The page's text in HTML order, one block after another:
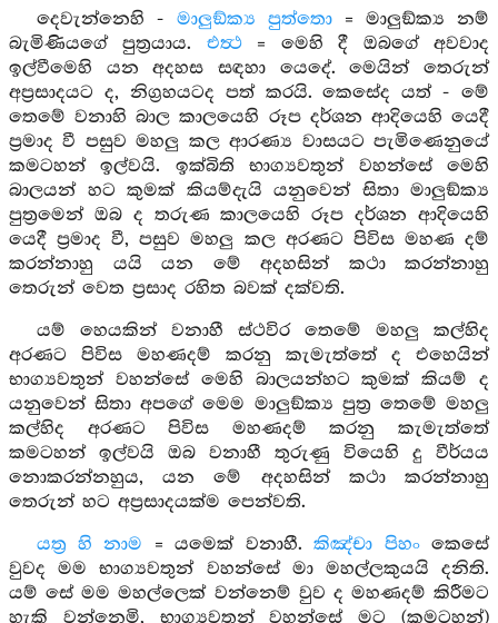
දෙවැන්නෙහි - මාලුඞ්ක්‍ය පුත්තො= මාලුඞ්ක්‍ය නම්
බැමිණියගේ පුත්‍රයාය. එත්‍ථ= මෙහි දී ඔබගේ අවවාද
ඉල්වීමෙහි යන අදහස සඳහා යෙදේ. මෙයින් තෙරුන්
අප්‍රසාදයට ද, නිග්‍රහයටද පත් කරයි. කෙසේද යත් - මේ
තෙමේ වනාහි බාල කාලයෙහි රූප දර්ශන ආදියෙහි යෙදී
ප්‍රමාද වී පසුව මහලු කල ආරණ්‍ය වාසයට පැමිණෙනුයේ
කමටහන් ඉල්වයි. ඉක්බිති භාග්‍යවතුන් වහන්සේ මෙහි
බාලයන් හට කුමක් කියම්දැයි යනුවෙන් සිතා මාලුඞ්ක්‍ය
පුත්‍රමෙන් ඔබ ද තරුණ කාලයෙහි රූප දර්ශන ආදියෙහි
යෙදී ප්‍රමාද වී, පසුව මහලු කල අරණට පිවිස මහණ දම්
කරන්නාහු යයි යන මේ අදහසින් කථා කරන්නාහු
තෙරුන් වෙත ප්‍රසාද රහිත බවක් දක්වති.
යම් හෙයකින් වනාහී ස්ථවිර තෙමේ මහලු කල්හිද
අරණට පිවිස මහණදම් කරනු කැමැත්තේ ද එහෙයින්
භාග්‍යවතුන් වහන්සේ මෙහි බාලයන්හට කුමක් කියම් ද
යනුවෙන් සිතා අපගේ මෙම මාලුඞ්ක්‍ය පුත්‍ර තෙමේ මහලු
කල්හිද අරණට පිවිස මහණදම් කරනු කැමැත්තේ
කමටහන් ඉල්වයි ඔබ වනාහී තුරුණු වියෙහි දු වීර්යය
නොකරන්නහුය, යන මේ අදහසින් කථා කරන්නාහු
තෙරුන් හට අප්‍රසාදයක්ම පෙන්වති.
යත්‍ර හි නාම = යමෙක් වනාහී.කිඤ්චා පිහංකෙසේ
වුවද මම භාග්‍යවතුන් වහන්සේ මා මහල්ලකුයයි දනිති.
යම් සේ මම මහල්ලෙක් වන්නෙම් වුව ද මහණදම් කිරීමට
හැකි වන්නෙමි, භාග්‍යවතුන් වහන්සේ මට (කමටහන්)